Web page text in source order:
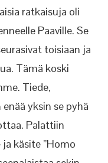
ratkaisuja oli
Paaville. Se
toisiaan ja
Tämä koski
Tiede,
yksin se pyhä
Palattiin
käsite ”Homo